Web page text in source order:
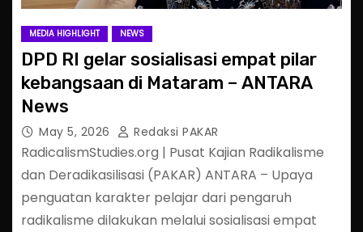
MEDIA HIGHLIGHT NEWS
DPD RI gelar sosialisasi empat pilar
kebangsaan di Mataram – ANTARA
News
May 5, 2026 Redaksi PAKAR
RadicalismStudies.org | Pusat Kajian Radikalisme
dan Deradikasilisasi (PAKAR) ANTARA – Upaya
penguatan karakter pelajar dari pengaruh
radikalisme dilakukan melalui sosialisasi empat